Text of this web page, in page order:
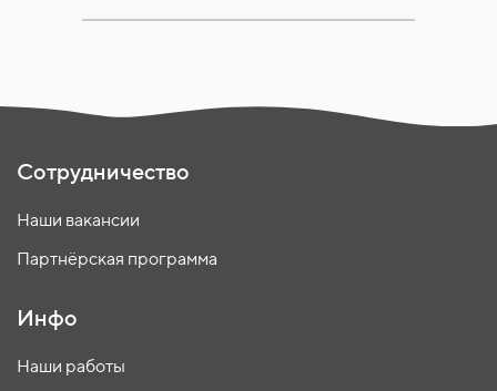
Сотрудничество
Наши вакансии
Партнёрская программа
Инфо
Наши работы